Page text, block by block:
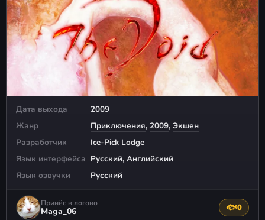
Дата выхода
2009
Жанр
Приключения, 2009, Экшен
Разработчик
Ice-Pick Lodge
Язык интерфейса Русский, Английский
Язык озвучки
Русский
Принёс в логово
Maga_06 🐟0